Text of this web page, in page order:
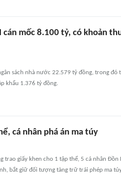
cán mốc 8.100 tỷ, có khoản
sách nhà nước 22.579 tỷ đồng, trong đó
khẩu 1.376 tỷ đồng.
cá nhân phá án ma túy
trao giấy khen cho 1 tập thể, 5 cá nhân Đồn
bắt giữ đối tượng tàng trữ trái phép ma